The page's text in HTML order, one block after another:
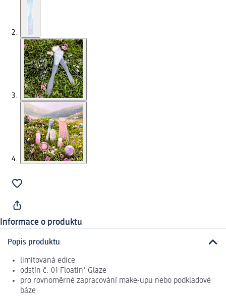
Informace o produktu
Popis produktu
limitovaná edice
odstín č. 01 Floatin' Glaze
pro rovnoměrné zapracování make-upu nebo podkladové
báze